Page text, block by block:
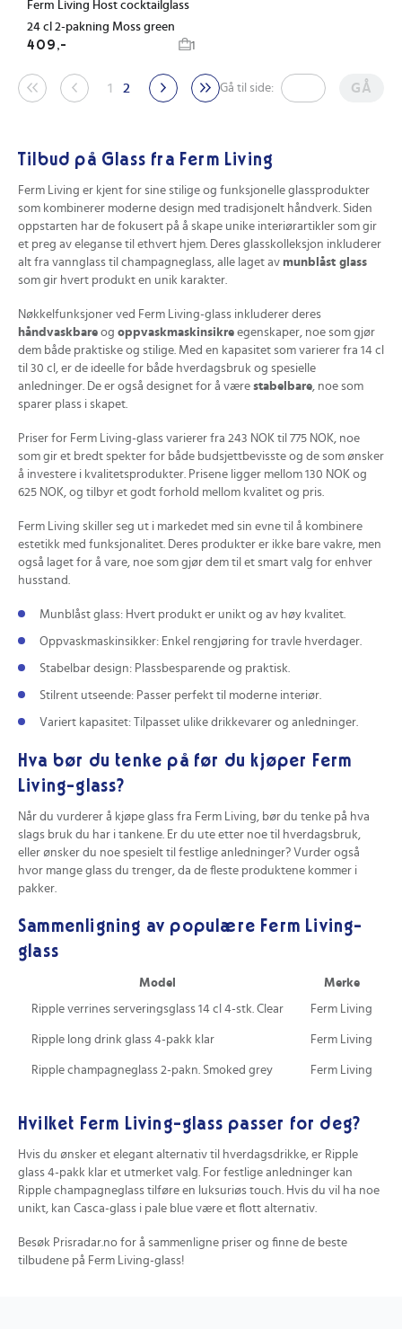
Ferm Living Host cocktailglass
24 cl 2-pakning Moss green
409,- 1
1 2 Gå til side: GÅ
Tilbud på Glass fra Ferm Living
Ferm Living er kjent for sine stilige og funksjonelle glassprodukter
som kombinerer moderne design med tradisjonelt håndverk. Siden
oppstarten har de fokusert på å skape unike interiørartikler som gir
et preg av eleganse til ethvert hjem. Deres glasskolleksjon inkluderer
alt fra vannglass til champagneglass, alle laget av munblåst glass
som gir hvert produkt en unik karakter.
Nøkkelfunksjoner ved Ferm Living-glass inkluderer deres
håndvaskbare og oppvaskmaskinsikre egenskaper, noe som gjør
dem både praktiske og stilige. Med en kapasitet som varierer fra 14 cl
til 30 cl, er de ideelle for både hverdagsbruk og spesielle
anledninger. De er også designet for å være stabelbare , noe som
sparer plass i skapet.
Priser for Ferm Living-glass varierer fra 243 NOK til 775 NOK, noe
som gir et bredt spekter for både budsjettbevisste og de som ønsker
å investere i kvalitetsprodukter. Prisene ligger mellom 130 NOK og
625 NOK, og tilbyr et godt forhold mellom kvalitet og pris.
Ferm Living skiller seg ut i markedet med sin evne til å kombinere
estetikk med funksjonalitet. Deres produkter er ikke bare vakre, men
også laget for å vare, noe som gjør dem til et smart valg for enhver
husstand.
Munblåst glass: Hvert produkt er unikt og av høy kvalitet.
Oppvaskmaskinsikker: Enkel rengjøring for travle hverdager.
Stabelbar design: Plassbesparende og praktisk.
Stilrent utseende: Passer perfekt til moderne interiør.
Variert kapasitet: Tilpasset ulike drikkevarer og anledninger.
Hva bør du tenke på før du kjøper Ferm
Living-glass?
Når du vurderer å kjøpe glass fra Ferm Living, bør du tenke på hva
slags bruk du har i tankene. Er du ute etter noe til hverdagsbruk,
eller ønsker du noe spesielt til festlige anledninger? Vurder også
hvor mange glass du trenger, da de fleste produktene kommer i
pakker.
Sammenligning av populære Ferm Living-
glass
Model Merke
Ripple verrines serveringsglass 14 cl 4-stk. Clear Ferm Living
Ripple long drink glass 4-pakk klar Ferm Living
Ripple champagneglass 2-pakn. Smoked grey Ferm Living
Hvilket Ferm Living-glass passer for deg?
Hvis du ønsker et elegant alternativ til hverdagsdrikke, er Ripple
glass 4-pakk klar et utmerket valg. For festlige anledninger kan
Ripple champagneglass tilføre en luksuriøs touch. Hvis du vil ha noe
unikt, kan Casca-glass i pale blue være et flott alternativ.
Besøk Prisradar.no for å sammenligne priser og finne de beste
tilbudene på Ferm Living-glass!